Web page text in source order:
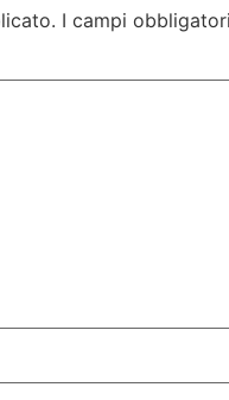
I campi